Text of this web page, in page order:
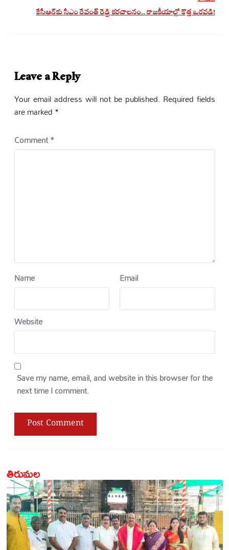
కేసీఆర్‌కు సీఎం రేవంత్ రెడ్డి కరచాలనం.. రాజకీయాల్లో కొత్త ఒరవడి!
Leave a Reply
Your email address will not be published. Required fields
are marked *
Comment*
Name Email
Website
Save my name, email, and website in this browser for the
next time I comment.
తిరుమల